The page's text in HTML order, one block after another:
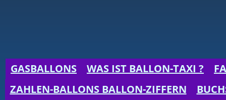
GASBALLONS WAS IST BALLON-TAXI ?
ZAHLEN-BALLONS BALLON-ZIFFERN